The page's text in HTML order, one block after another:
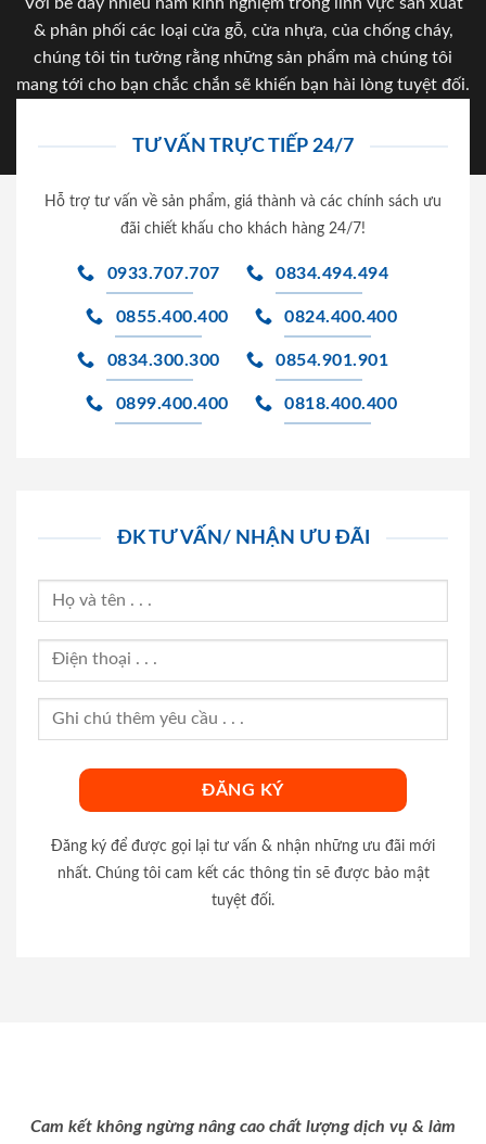
Với bề dày nhiều năm kinh nghiệm trong lĩnh vực sản xuất
& phân phối các loại cửa gỗ, cửa nhựa, của chống cháy,
chúng tôi tin tưởng rằng những sản phẩm mà chúng tôi
mang tới cho bạn chắc chắn sẽ khiến bạn hài lòng tuyệt đối.
TƯ VẤN TRỰC TIẾP 24/7
Hỗ trợ tư vấn về sản phẩm, giá thành và các chính sách ưu
đãi chiết khấu cho khách hàng 24/7!
0933.707.707 0834.494.494
0855.400.400 0824.400.400
0834.300.300 0854.901.901
0899.400.400 0818.400.400
ĐK TƯ VẤN/ NHẬN ƯU ĐÃI
Đăng ký để được gọi lại tư vấn & nhận những ưu đãi mới
nhất. Chúng tôi cam kết các thông tin sẽ được bảo mật
tuyệt đối.
Cam kết không ngừng nâng cao chất lượng dịch vụ & làm